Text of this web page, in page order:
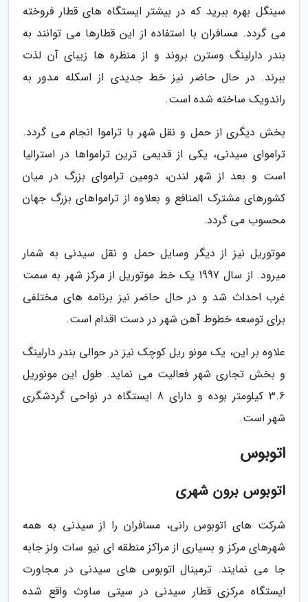
سینگل بهره ببرید که در بیشتر ایستگاه های قطار فروخته
می گردد. مسافران با استفاده از این قطارها می توانند به
بندر دارلینگ وسترن بروند و از منظره ها زیبای آن لذت
ببرند. در حال حاضر نیز خط جدیدی از اسکله مدور به
راندویک ساخته شده است.
بخش دیگری از حمل و نقل شهر با تراموا انجام می گردد.
تراموای سیدنی، یکی از قدیمی ترین ترامواها در استرالیا
است و بعد از شهر لندن، دومین تراموای بزرگ در میان
کشورهای مشترک المنافع و بعلاوه از ترامواهای بزرگ جهان
محسوب می گردد.
موتوریل نیز از دیگر وسایل حمل و نقل سیدنی به شمار
میرود. از سال 1997 یک خط موتوریل از مرکز شهر به سمت
غرب احداث شد و در حال حاضر نیز برنامه های مختلفی
برای توسعه خطوط آهن شهر در دست اقدام است.
علاوه بر این، یک مونو ریل کوچک نیز در حوالی بندر دارلینگ
و بخش تجاری شهر فعالیت می نماید. طول این مونوریل
3.6 کیلومتر بوده و دارای 8 ایستگاه در نواحی گردشگری
شهر است.
اتوبوس
اتوبوس برون شهری
شرکت های اتوبوس رانی، مسافران را از سیدنی به همه
شهرهای مرکز و بسیاری از مراکز منطقه ای نیو سات ولز جابه
جا می نمایند. ترمینال اتوبوس های سیدنی در مجاورت
ایستگاه مرکزی قطار سیدنی در سیتی ساوث واقع شده